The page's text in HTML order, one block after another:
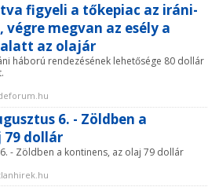
figyeli a tőkepiac az iráni-
megvan az esély a
alatt az olajár
háború rendezésének lehetősége 80 dollár
6. - Zöldben a
79 dollár
- Zöldben a kontinens, az olaj 79 dollár